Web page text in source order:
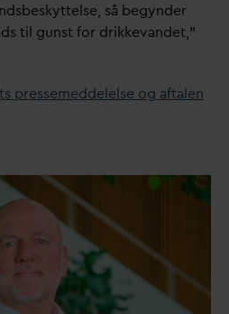
så begynder
til gunst for drikkevandet,”
pressemeddelelse og aftalen